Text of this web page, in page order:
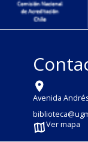
Avenida
Ver mapa